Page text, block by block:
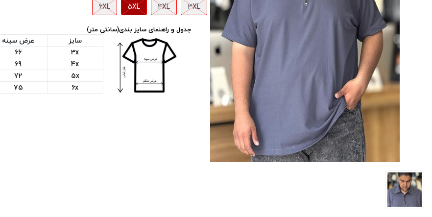
3XL
4XL
5XL
6XL
جدول و راهنمای سایز بندی(سانتی متر)
سایز عرض سینه
3x
66
4x
69
5x
72
6x
75